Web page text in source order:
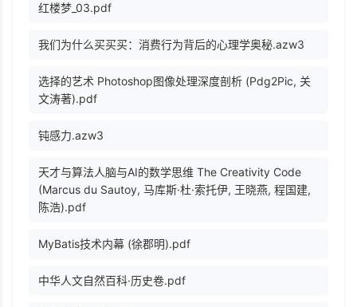
红楼梦_03.pdf
我们为什么买买买：消费行为背后的心理学奥秘.azw3
选择的艺术 Photoshop图像处理深度剖析 (Pdg2Pic, 关
文涛著).pdf
钝感力.azw3
天才与算法人脑与AI的数学思维 The Creativity Code
(Marcus du Sautoy, 马库斯·杜·索托伊, 王晓燕, 程国建,
陈浩).pdf
MyBatis技术内幕 (徐郡明).pdf
中华人文自然百科·历史卷.pdf